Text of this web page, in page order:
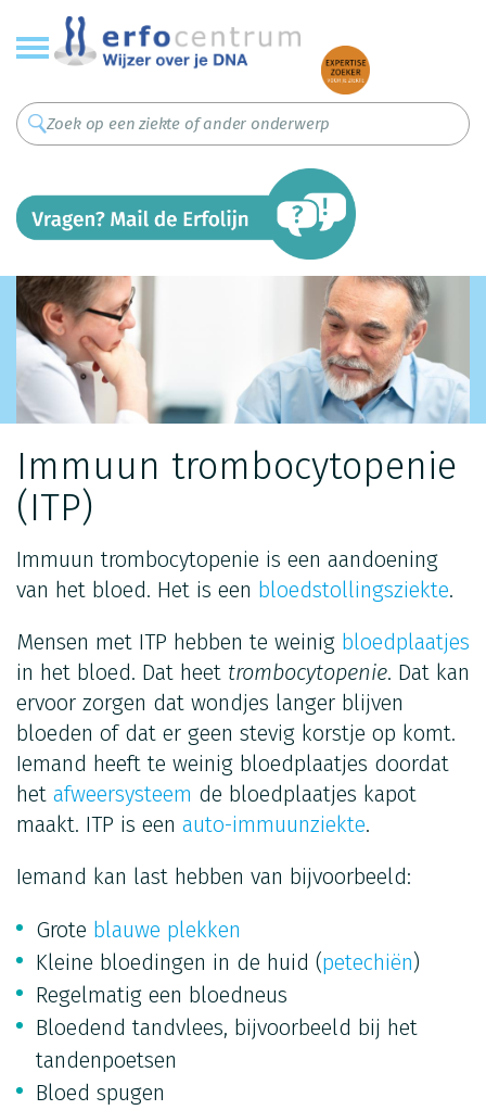
Overslaan
en
naar
inhoud
gaan
Immuun trombocytopenie
(ITP)
Immuun trombocytopenie is een aandoening
van het bloed. Het is een bloedstollingsziekte.
Mensen met ITP hebben te weinig bloedplaatjes
in het bloed. Dat heet trombocytopenie. Dat kan
ervoor zorgen dat wondjes langer blijven
bloeden of dat er geen stevig korstje op komt.
Iemand heeft te weinig bloedplaatjes doordat
het afweersysteem de bloedplaatjes kapot
maakt. ITP is een auto-immuunziekte.
Iemand kan last hebben van bijvoorbeeld:
Grote blauwe plekken
Kleine bloedingen in de huid (petechiën)
Regelmatig een bloedneus
Bloedend tandvlees, bijvoorbeeld bij het
tandenpoetsen
Bloed spugen